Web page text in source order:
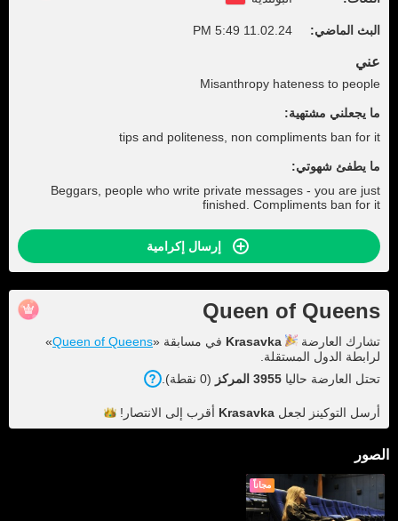
البث الماضي: 11.02.24 5:49 PM
عني
Misanthropy hateness to people
ما يجعلني مشتهية:
tips and politeness, non compliments ban for it
ما يطفئ شهوتي:
Beggars, people who write private messages - you are just
finished. Compliments ban for it
إرسال إكرامية
Queen of Queens
تشارك العارضة Krasavka في مسابقة «Queen of Queens
»
لرابطة الدول المستقلة.
تحتل العارضة حاليا 3955 المركز (0 نقطة).
أرسل التوكينز لجعل Krasavka أقرب إلى الانتصار!
الصور
مجاناً